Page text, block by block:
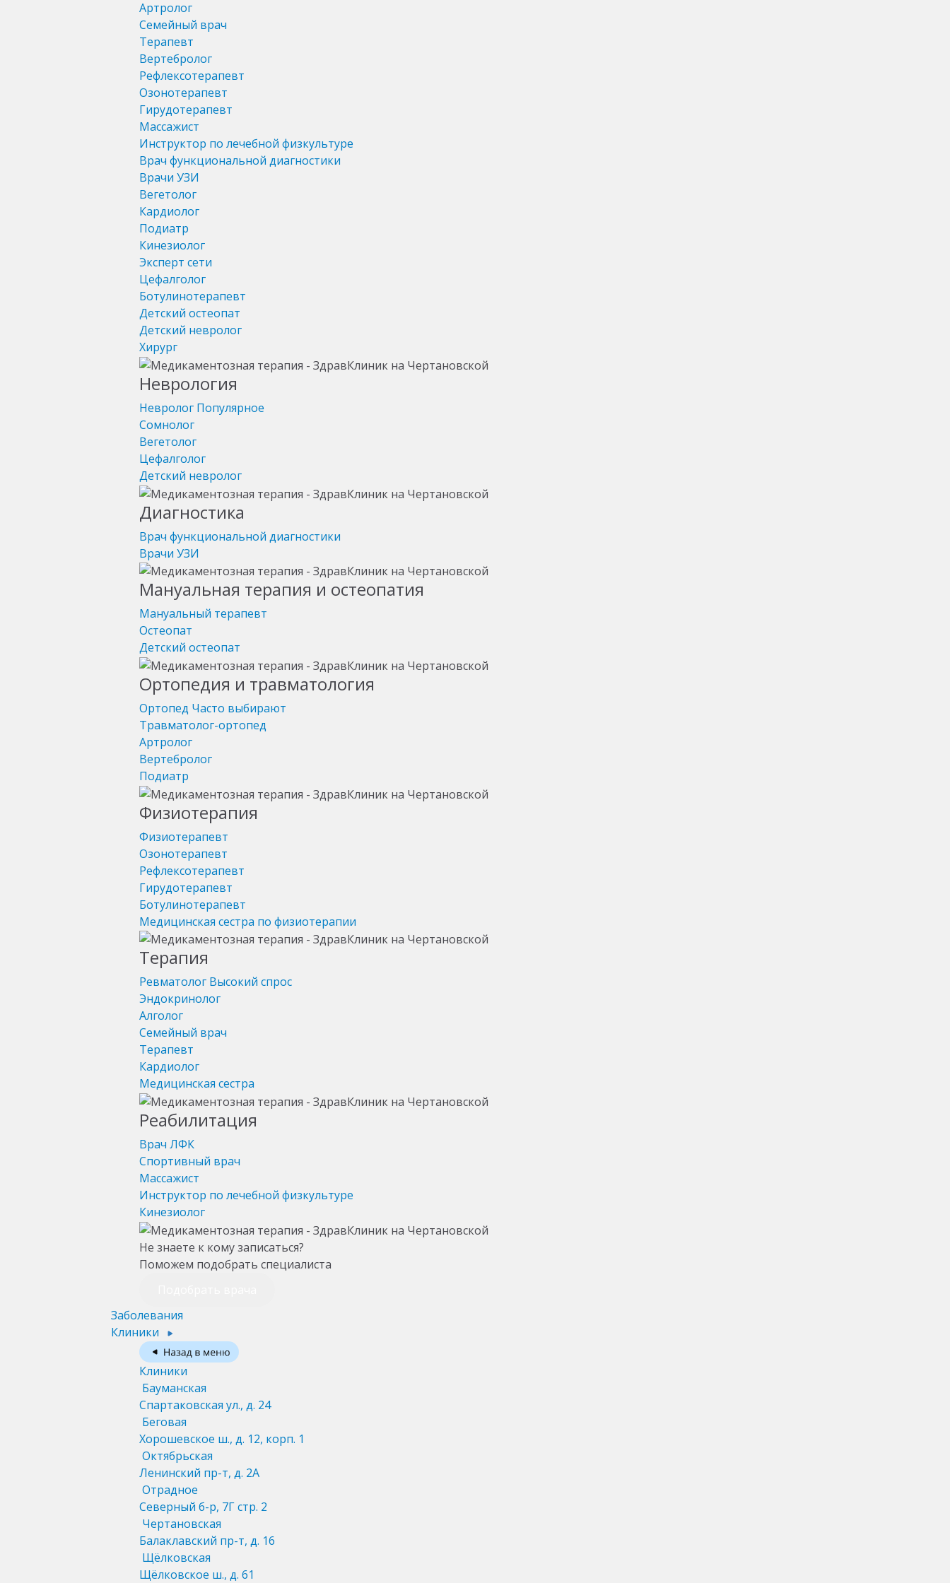
Артролог
Семейный врач
Терапевт
Вертебролог
Рефлексотерапевт
Озонотерапевт
Гирудотерапевт
Массажист
Инструктор по лечебной физкультуре
Врач функциональной диагностики
Врачи УЗИ
Вегетолог
Кардиолог
Подиатр
Кинезиолог
Эксперт сети
Цефалголог
Ботулинотерапевт
Детский остеопат
Детский невролог
Хирург
Неврология
Невролог Популярное
Сомнолог
Вегетолог
Цефалголог
Детский невролог
Диагностика
Врач функциональной диагностики
Врачи УЗИ
Мануальная терапия и остеопатия
Мануальный терапевт
Остеопат
Детский остеопат
Ортопедия и травматология
Ортопед Часто выбирают
Травматолог-ортопед
Артролог
Вертебролог
Подиатр
Физиотерапия
Физиотерапевт
Озонотерапевт
Рефлексотерапевт
Гирудотерапевт
Ботулинотерапевт
Медицинская сестра по физиотерапии
Терапия
Ревматолог Высокий спрос
Эндокринолог
Алголог
Семейный врач
Терапевт
Кардиолог
Медицинская сестра
Реабилитация
Врач ЛФК
Спортивный врач
Массажист
Инструктор по лечебной физкультуре
Кинезиолог
Не знаете к кому записаться?
Поможем подобрать специалиста
Заболевания
Клиники
Клиники
Бауманская
Спартаковская ул., д. 24
Беговая
Хорошевское ш., д. 12, корп. 1
Октябрьская
Ленинский пр-т, д. 2А
Отрадное
Северный б-р, 7Г стр. 2
Чертановская
Балаклавский пр-т, д. 16
Щёлковская
Щёлковское ш., д. 61